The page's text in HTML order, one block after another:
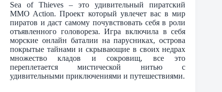
Sea of Thieves – это удивительный пиратский
MMO Action. Проект который увлечет вас в мир
пиратов и даст самому почувствовать себя в роли
отъявленного головореза. Игра включила в себя
морские онлайн баталии на парусниках, острова
покрытые тайнами и скрывающие в своих недрах
множество кладов и сокровищ, все это
переплетается мистической нитью с
удивительными приключениями и путешествиями.